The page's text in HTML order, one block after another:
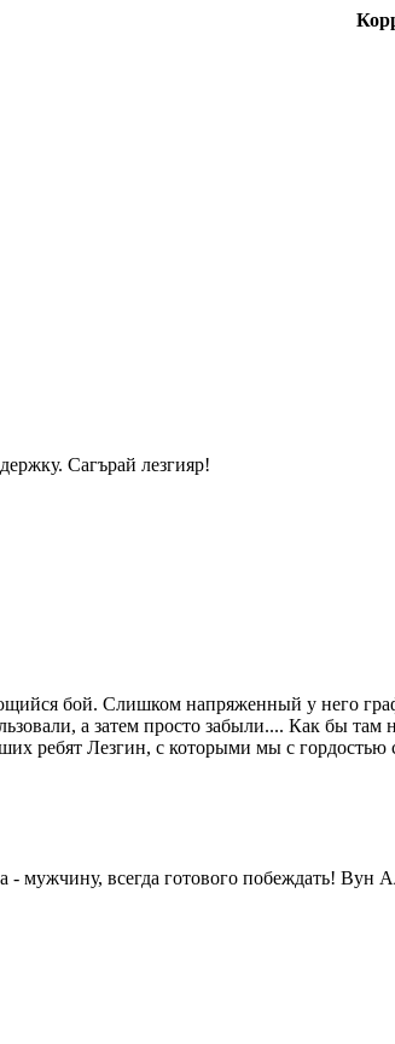
Сагърай лезгияр!
бой. Слишком напряженный у него
а затем просто забыли.... Как бы там
ребят Лезгин, с которыми мы с гордостью
мужчину, всегда готового побеждать! Вун